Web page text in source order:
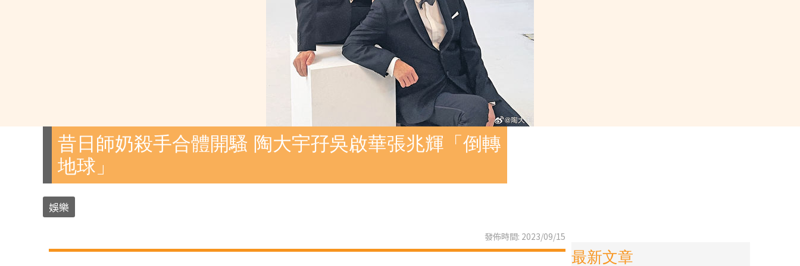
昔日師奶殺手合體開騷 陶大宇孖吳啟華張兆輝「倒轉
地球」
娛樂
發佈時間: 2023/09/15
最新文章